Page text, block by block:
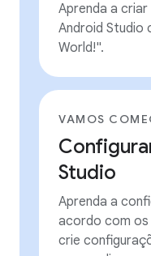
Aprenda a criar
Android Studio
World!".
VAMOS
Studio
Aprenda a
acordo com
crie